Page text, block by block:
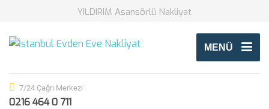
YILDIRIM Asansörlü Nakliyat
MENÜ
7/24 Çağrı Merkezi
0216 464 0 711